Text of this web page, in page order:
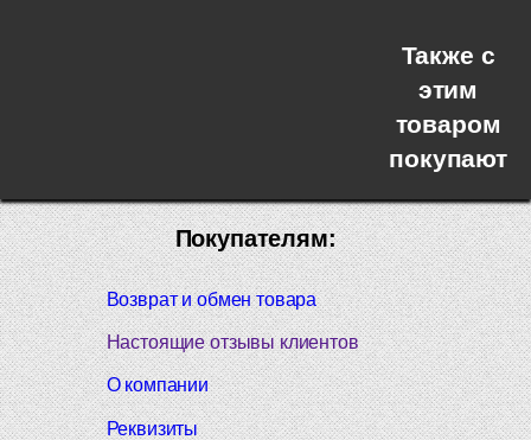
Также с
этим
товаром
покупают
Покупателям:
Возврат и обмен товара
Настоящие отзывы клиентов
О компании
Реквизиты